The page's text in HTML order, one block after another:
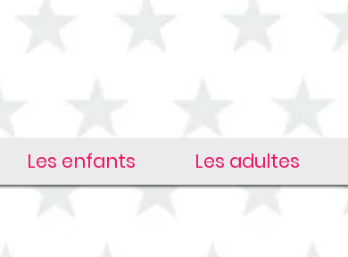
Les enfants Les adultes